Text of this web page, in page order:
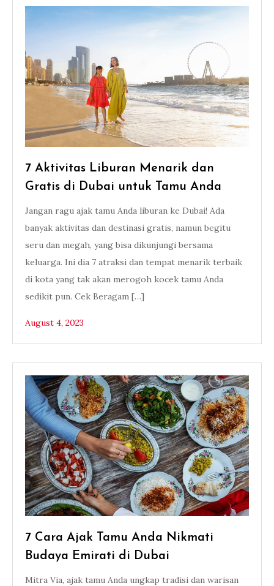
7 Aktivitas Liburan Menarik dan
Gratis di Dubai untuk Tamu Anda
Jangan ragu ajak tamu Anda liburan ke Dubai! Ada
banyak aktivitas dan destinasi gratis, namun begitu
seru dan megah, yang bisa dikunjungi bersama
keluarga. Ini dia 7 atraksi dan tempat menarik terbaik
di kota yang tak akan merogoh kocek tamu Anda
sedikit pun. Cek Beragam […]
August 4, 2023
7 Cara Ajak Tamu Anda Nikmati
Budaya Emirati di Dubai
Mitra Via, ajak tamu Anda ungkap tradisi dan warisan